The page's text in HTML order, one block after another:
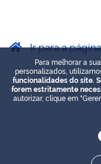
Ir para a
Para melhorar a
personalizados,
funcionalidades do site.
forem estritamente
autorizar, clique em